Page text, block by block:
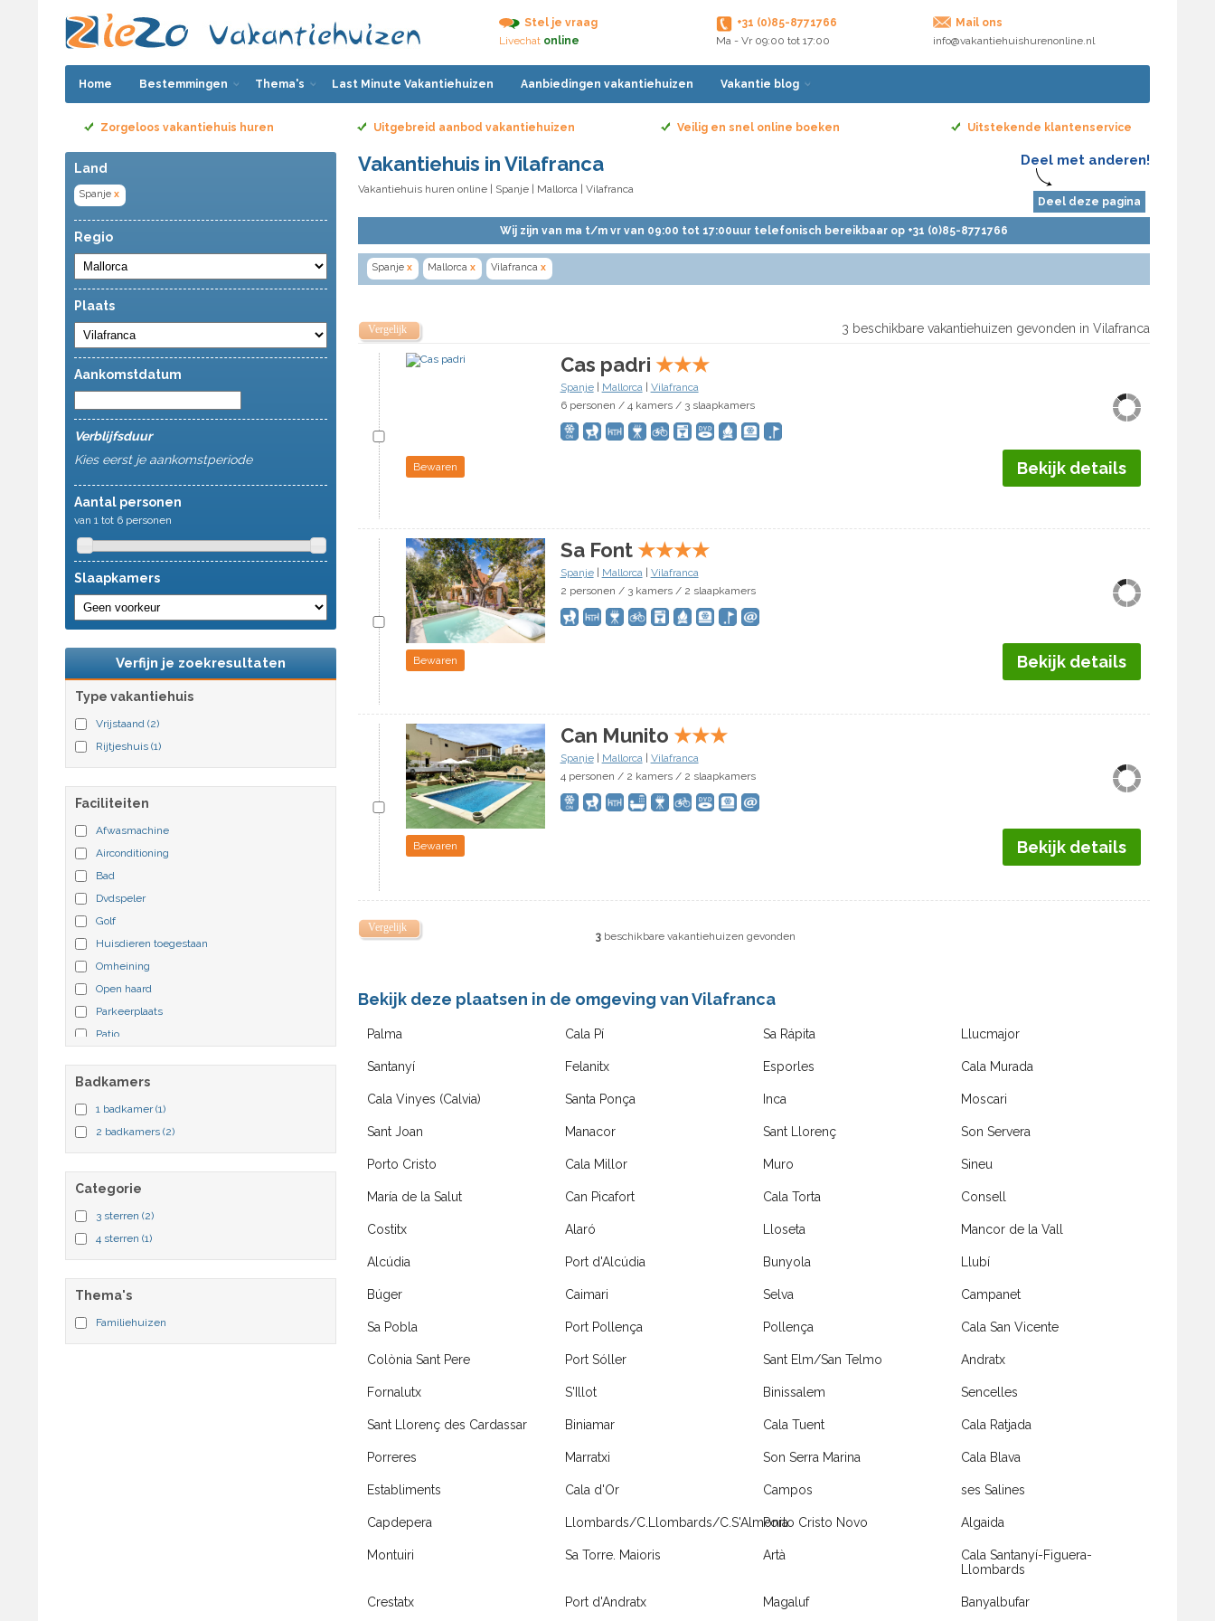
Stel je vraag
Livechat online
+31 (0)85-8771766
Ma - Vr 09:00 tot 17:00
Mail ons
info@vakantiehuishurenonline.nl
Home Bestemmingen Thema's Last Minute Vakantiehuizen Aanbiedingen vakantiehuizen Vakantie blog
Zorgeloos vakantiehuis huren Uitgebreid aanbod vakantiehuizen Veilig en snel online boeken Uitstekende klantenservice
Land
Spanje x
Regio
Plaats
Aankomstdatum
Verblijfsduur
Kies eerst je aankomstperiode
Aantal personen
van 1 tot 6 personen
Slaapkamers
Verfijn je zoekresultaten
Type vakantiehuis
Vrijstaand (2)
Rijtjeshuis (1)
Faciliteiten
Afwasmachine
Airconditioning
Bad
Dvdspeler
Golf
Huisdieren toegestaan
Omheining
Open haard
Parkeerplaats
Patio
Whirlpool
Badkamers
1 badkamer(1)
2 badkamers (2)
Categorie
3 sterren (2)
4 sterren (1)
Thema's
Familiehuizen
Deel met anderen!
Deel deze pagina
Vakantiehuis in Vilafranca
Vakantiehuis huren online Spanje Mallorca | Vilafranca
Wij zijn van ma t/m vr van 09:00 tot 17:00uur telefonisch bereikbaar op +31 (0)85-8771766
Spanje x Mallorca x Vilafranca x
3 beschikbare vakantiehuizen gevonden in Vilafranca
Vergelijk
Cas padri ★★★
Spanje| Mallorca| Vilafranca
6 personen / 4 kamers / 3 slaapkamers
Bewaren Bekijk details
Sa Font ★★★★
Spanje| Mallorca| Vilafranca
2 personen / 3 kamers / 2 slaapkamers
Bewaren Bekijk details
Can Munito ★★★
Spanje| Mallorca| Vilafranca
4 personen / 2 kamers / 2 slaapkamers
Bewaren Bekijk details
3beschikbare vakantiehuizen gevonden
Vergelijk
Bekijk deze plaatsen in de omgeving van Vilafranca
Palma Cala Pí Sa Rápita Llucmajor
Santanyí Felanitx Esporles Cala Murada
Cala Vinyes (Calvia) Santa Ponça Inca Moscari
Sant Joan Manacor Sant Llorenç Son Servera
Porto Cristo Cala Millor Muro Sineu
María de la Salut Can Picafort Cala Torta Consell
Costitx Alaró Lloseta Mancor de la Vall
Alcúdia Port d'Alcúdia Bunyola Llubí
Búger Caimari Selva Campanet
Sa Pobla Port Pollença Pollença Cala San Vicente
Colònia Sant Pere Port Sóller Sant Elm/San Telmo Andratx
Fornalutx S'Illot Binissalem Sencelles
Sant Llorenç des Cardassar Biniamar Cala Tuent Cala Ratjada
Porreres Marratxi Son Serra Marina Cala Blava
Establiments Cala d'Or Campos ses Salines
Capdepera Llombards/C.Llombards/C.S'AlmoniaPorto Cristo Novo Algaida
Montuiri Sa Torre. Maioris Artà
Cala Santanyí-Figuera-
Llombards
Crestatx Port d'Andratx Magaluf Banyalbufar